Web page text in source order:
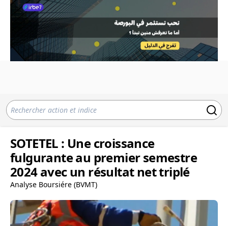
SOTETEL : Une croissance
fulgurante au premier semestre
2024 avec un résultat net triplé
Analyse Boursiére (BVMT)